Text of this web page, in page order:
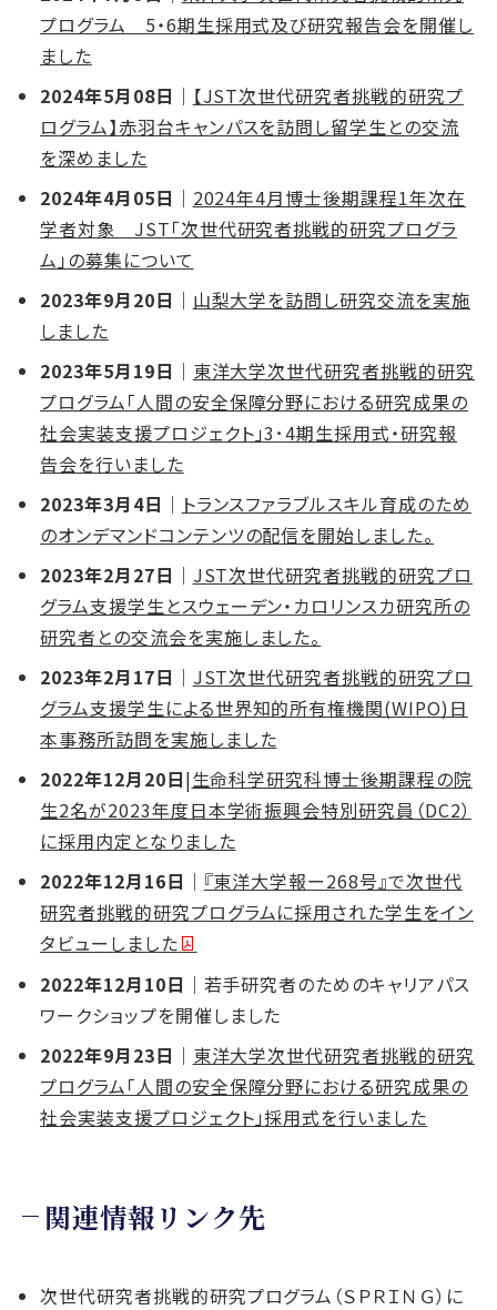
プログラム 5・6期生採用式及び研究報告会を開催し
ました
2024年5月08日 ｜ 【JST次世代研究者挑戦的研究プ
ログラム】赤羽台キャンパスを訪問し留学生との交流
を深めました
2024年4月05日 ｜ 2024年4月博士後期課程1年次在
学者対象 JST「次世代研究者挑戦的研究プログラ
ム」の募集について
2023年9月20日 ｜ 山梨大学を訪問し研究交流を実施
しました
2023年5月19日 ｜ 東洋大学次世代研究者挑戦的研究
プログラム「人間の安全保障分野における研究成果の
社会実装支援プロジェクト」3･4期生採用式・研究報
告会を行いました
2023年3月4日 ｜ トランスファラブルスキル育成のため
のオンデマンドコンテンツの配信を開始しました。
2023年2月27日 ｜ JST次世代研究者挑戦的研究プロ
グラム支援学生とスウェーデン・カロリンスカ研究所の
研究者との交流会を実施しました。
2023年2月17日 ｜ JST次世代研究者挑戦的研究プロ
グラム支援学生による世界知的所有権機関(WIPO)日
本事務所訪問を実施しました
2022年12月20日|生命科学研究科博士後期課程の院
生2名が2023年度日本学術振興会特別研究員（DC2）
に採用内定となりました
2022年12月16日 ｜ 『東洋大学報ー268号』で次世代
研究者挑戦的研究プログラムに採用された学生をイン
タビューしました
2022年12月10日 ｜若手研究者のためのキャリアパス
ワークショップを開催しました
2022年9月23日 ｜ 東洋大学次世代研究者挑戦的研究
プログラム「人間の安全保障分野における研究成果の
社会実装支援プロジェクト」採用式を行いました
関連情報リンク先
次世代研究者挑戦的研究プログラム（ＳＰＲＩＮＧ）に